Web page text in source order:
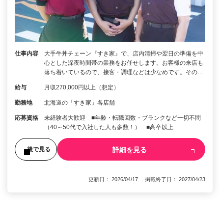
仕事内容
大手牛丼チェーン『すき家』で、店内清掃や翌日の準備を中
心とした深夜時間帯の業務をお任せします。お客様の来店も
落ち着いているので、接客・調理などは少なめです。その…
給与 月収270,000円以上（想定）
勤務地 北海道の「すき家」各店舗
応募資格
未経験者大歓迎 ■年齢・転職回数・ブランクなど一切不問
（40～50代で入社した人も多数！） ■高卒以上
後で見る 詳細を見る
更新日： 2026/04/17 掲載終了日： 2027/04/23